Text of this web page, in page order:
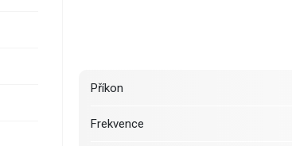
Příkon
Frekvence